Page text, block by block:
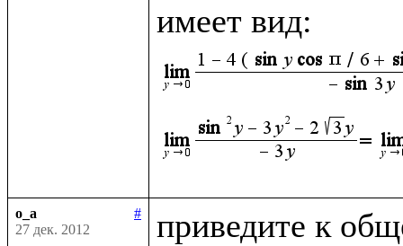
имеет вид:
o_a
#
27 дек. 2012
приведите к